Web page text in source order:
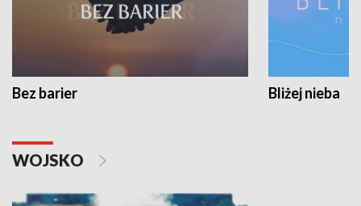
Bez barier Bliżej nieba
WOJSKO